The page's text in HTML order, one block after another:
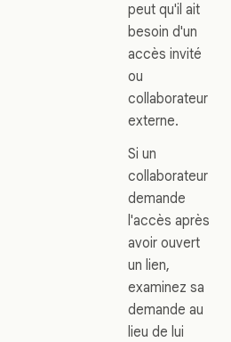
peut qu'il ait
besoin d'un
accès invité
ou
collaborateur
externe.
Si un
collaborateur
demande
l'accès après
avoir ouvert
un lien,
examinez sa
demande au
lieu de lui